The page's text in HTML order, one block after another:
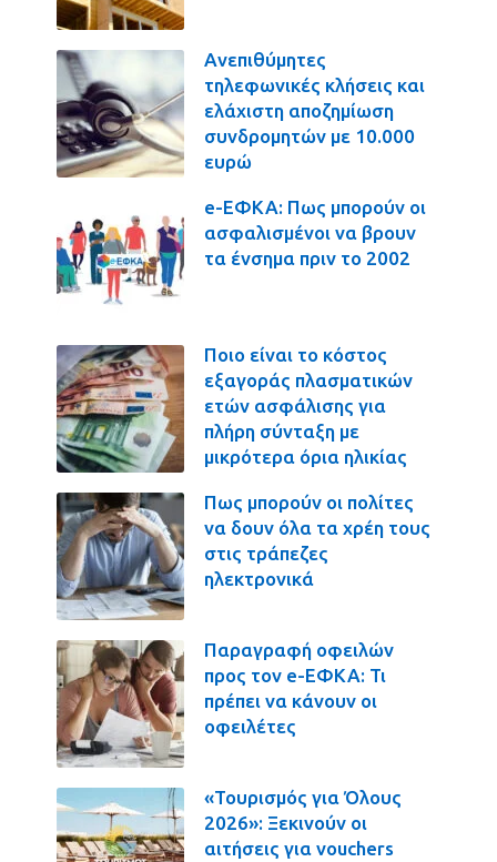
Ανεπιθύμητες
τηλεφωνικές κλήσεις και
ελάχιστη αποζημίωση
συνδρομητών με 10.000
ευρώ
e-ΕΦΚΑ: Πως μπορούν οι
ασφαλισμένοι να βρουν
τα ένσημα πριν το 2002
Ποιο είναι το κόστος
εξαγοράς πλασματικών
ετών ασφάλισης για
πλήρη σύνταξη με
μικρότερα όρια ηλικίας
Πως μπορούν οι πολίτες
να δουν όλα τα χρέη τους
στις τράπεζες
ηλεκτρονικά
Παραγραφή οφειλών
προς τον e-ΕΦΚΑ: Τι
πρέπει να κάνουν οι
οφειλέτες
«Τουρισμός για Όλους
2026»: Ξεκινούν οι
αιτήσεις για vouchers